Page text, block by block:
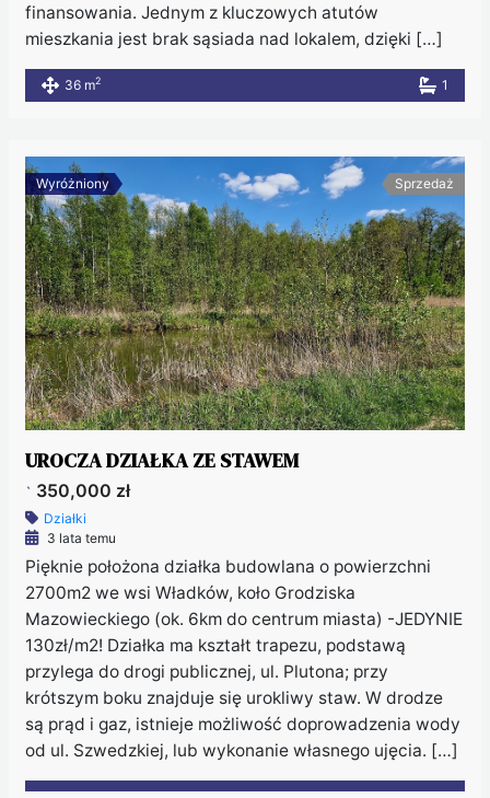
finansowania. Jednym z kluczowych atutów
mieszkania jest brak sąsiada nad lokalem, dzięki […]
36 m2 1
Wyróżniony Sprzedaż
UROCZA DZIAŁKA ZE STAWEM
` 350,000 zł
Działki
3 lata temu
Pięknie położona działka budowlana o powierzchni
2700m2 we wsi Władków, koło Grodziska
Mazowieckiego (ok. 6km do centrum miasta) -JEDYNIE
130zł/m2! Działka ma kształt trapezu, podstawą
przylega do drogi publicznej, ul. Plutona; przy
krótszym boku znajduje się urokliwy staw. W drodze
są prąd i gaz, istnieje możliwość doprowadzenia wody
od ul. Szwedzkiej, lub wykonanie własnego ujęcia. […]